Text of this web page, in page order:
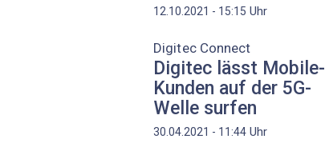
12.10.2021 - 15:15 Uhr
Digitec Connect
Digitec lässt Mobile-
Kunden auf der 5G-
Welle surfen
30.04.2021 - 11:44 Uhr